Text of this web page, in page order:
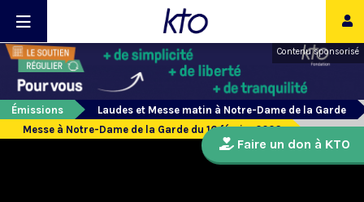
Contenu sponsorisé
Émissions
Laudes et Messe matin à Notre-Dame de la Garde
Messe à Notre-Dame de la Garde du 16 février 2026
Faire un don à KTO